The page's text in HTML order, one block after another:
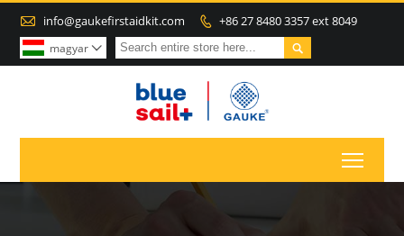
 info@gaukefirstaidkit.com  +86 27 8480 3357 ext 8049

magyar 